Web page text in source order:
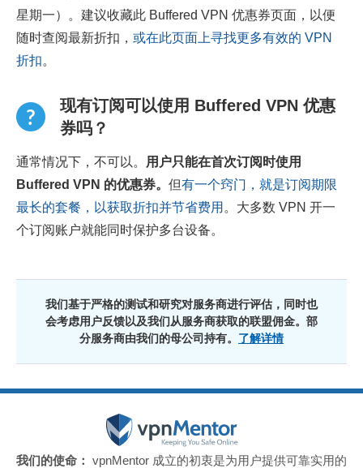
星期一）。建议收藏此 Buffered VPN 优惠券页面，以便
随时查阅最新折扣， 或在此页面上寻找更多有效的 VPN
折扣。
现有订阅可以使用 Buffered VPN 优惠
券吗？
通常情况下，不可以。
用户只能在首次订阅时使用
Buffered VPN 的优惠券。 但有一个窍门，就是订阅期限
最长的套餐，以获取折扣并节省费用 。大多数 VPN 开一
个订阅账户就能同时保护多台设备。
我们基于严格的测试和研究对服务商进行评估，同时也
会考虑用户反馈以及我们从服务商获取的联盟佣金。部
分服务商由我们的母公司持有。 了解详情
我们的使命： vpnMentor 成立的初衷是为用户提供可靠实用的